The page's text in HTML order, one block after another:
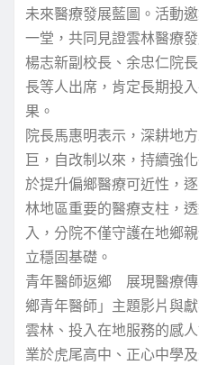
未來醫療發展藍圖。活動
一堂，共同見證雲林醫療
楊志新副校長、余忠仁院
長等人出席，肯定長期投
果。
院長馬惠明表示，深耕地
巨，自改制以來，持續強
於提升偏鄉醫療可近性，
林地區重要的醫療支柱，
入，分院不僅守護在地鄉
立穩固基礎。
青年醫師返鄉 展現醫療
鄉青年醫師」主題影片與
雲林、投入在地服務的感
業於虎尾高中、正心中學